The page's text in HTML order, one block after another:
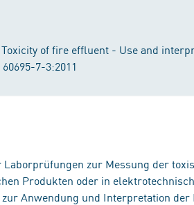
of fire effluent - Use and
7-3:2011
Laborprüfungen zur Messung der
Produkten oder in
Anwendung und Interpretation